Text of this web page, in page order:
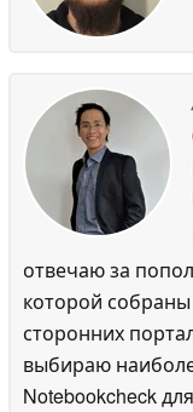
отвечаю за
которой
сторонних
выбираю
Notebookcheck